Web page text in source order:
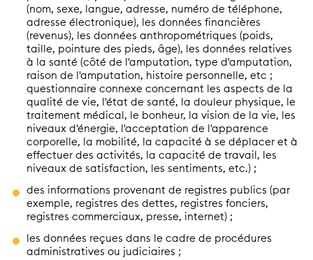
(nom, sexe, langue, adresse, numéro de téléphone,
adresse électronique), les données financières
(revenus), les données anthropométriques (poids,
taille, pointure des pieds, âge), les données relatives
à la santé (côté de l'amputation, type d'amputation,
raison de l'amputation, histoire personnelle, etc ;
questionnaire connexe concernant les aspects de la
qualité de vie, l'état de santé, la douleur physique, le
traitement médical, le bonheur, la vision de la vie, les
niveaux d'énergie, l'acceptation de l'apparence
corporelle, la mobilité, la capacité à se déplacer et à
effectuer des activités, la capacité de travail, les
niveaux de satisfaction, les sentiments, etc.) ;
des informations provenant de registres publics (par
exemple, registres des dettes, registres fonciers,
registres commerciaux, presse, internet) ;
les données reçues dans le cadre de procédures
administratives ou judiciaires ;